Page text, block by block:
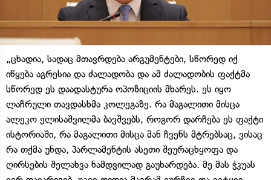
„ცხადია, სადაც მთავრდება არგუმენტები, სწორედ იქ
იწყება აგრესია და ძალადობა და ამ ძალადობის ფაქტმა
სწორედ ეს დაადასტურა ოპოზიციის მხარეს. ეს იყო
ლაჩრული თავდასხმა კოლეგაზე. რა მაგალითი მისცა
ალეკო ელისაშვილმა ბავშვებს, როგორ დარჩება ეს ფაქტი
ისტორიაში, რა მაგალითი მისცა მან ჩვენს მტრებსაც, ვისაც
რა თქმა უნდა, პარლამენტის ასეთი შეურაცხყოფა და
ღირსების შელახვა ნამდვილად გაუხარდება. მე მას ჭკუას